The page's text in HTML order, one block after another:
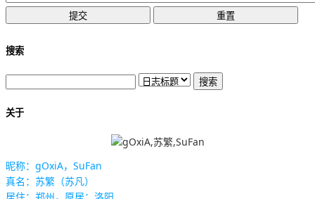
搜索
关于
昵称：gOxiA，SuFan
真名：苏繁（苏凡）